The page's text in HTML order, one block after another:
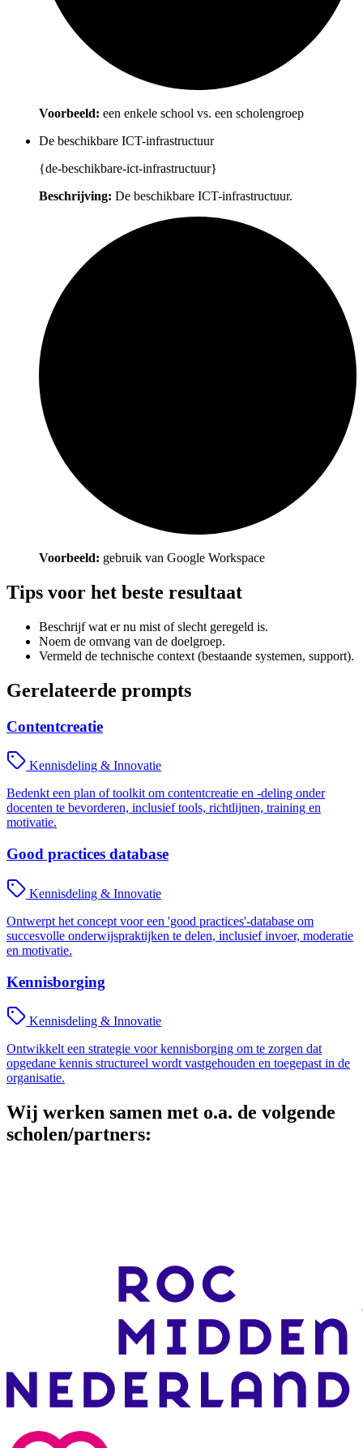
Voorbeeld: een enkele school vs. een scholengroep
De beschikbare ICT-infrastructuur
{de-beschikbare-ict-infrastructuur}
Beschrijving: De beschikbare ICT-infrastructuur.
Voorbeeld: gebruik van Google Workspace
Tips voor het beste resultaat
Beschrijf wat er nu mist of slecht geregeld is.
Noem de omvang van de doelgroep.
Vermeld de technische context (bestaande systemen, support).
Gerelateerde prompts
Contentcreatie
Kennisdeling & Innovatie
Bedenkt een plan of toolkit om contentcreatie en -deling onder
docenten te bevorderen, inclusief tools, richtlijnen, training en
motivatie.
Good practices database
Kennisdeling & Innovatie
Ontwerpt het concept voor een 'good practices'-database om
succesvolle onderwijspraktijken te delen, inclusief invoer, moderatie
en motivatie.
Kennisborging
Kennisdeling & Innovatie
Ontwikkelt een strategie voor kennisborging om te zorgen dat
opgedane kennis structureel wordt vastgehouden en toegepast in de
organisatie.
Wij werken samen met o.a. de volgende
scholen/partners: